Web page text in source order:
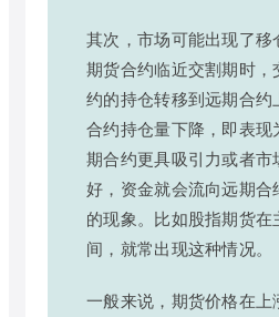
其次，市场可能出现了移
期货合约临近交割期时，
约的持仓转移到远期合约
合约持仓量下降，即表
期合约更具吸引力或者市
好，资金就会流向远期合
的现象。比如股指期货在
间，就常出现这种情况。
一般来说，期货价格在